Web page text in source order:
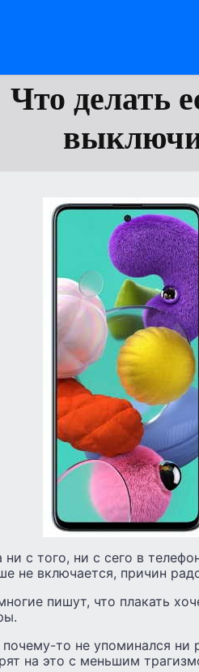
Что делать
ни с того, ни с сего в
не включается, причин
пишут, что плакать
то не упоминался ни
на это с меньшим